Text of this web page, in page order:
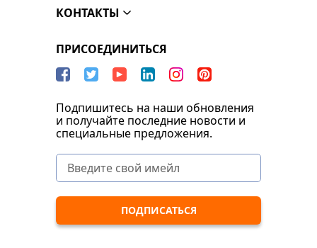
КОНТАКТЫ
ПРИСОЕДИНИТЬСЯ
Подпишитесь на наши обновления
и получайте последние новости и
специальные предложения.